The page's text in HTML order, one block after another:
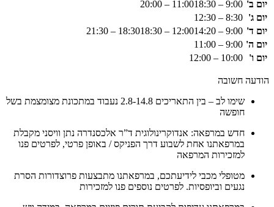
יום ב' 9:00 – 11:00
18:30 – 20:00
יום ג' 8:30 – 12:30
יום ד' 9:00 – 12:00
14:20 – 18:30
18:30 – 21:30
יום ה' 9:00 – 11:00
יום ו'
10:00 – 12:00
הודעה חשובה
שימו לב – בין התאריכים 2.8-14.8 נעבוד במתכונת מצומצמת בשל
חופשה
חדש במרפאה: אנדוקרינולוגית ד”ר אלכסנדרה נתן וויסני מקבלת
במרפאתנו אחת לשבוע דרך הפניקס / באופן פרטי, לפרטים פנו
למזכירות המרפאה
מטופלי מכבי לידיעתכם, במרפאתנו מתבצעות פרוצדורות הסרת
נגעים וביופסיות. לפרטים נוספים פנו למזכירות